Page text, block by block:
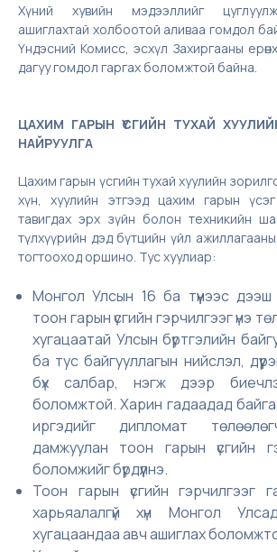
Хүний хувийн мэдээллийг
ашиглахтай холбоотой аливаа гомдол
Үндэсний Комисс, эсхүл Захиргааны
дагуу гомдол гаргах боломжтой байна.
ЦАХИМ ГАРЫН ҮСГИЙН ТУХАЙ
НАЙРУУЛГА
Цахим гарын үсгийн тухай хуулийн
хүн, хуулийн этгээд цахим гарын
тавигдах эрх зүйн болон техникийн
түлхүүрийн дэд бүтцийн үйл
тогтооход оршино. Тус хуулиар:
Монгол Улсын 16 ба түүнээс
тоон гарын үсгийн гэрчилгээг үнэ
хугацаатай Улсын бүртгэлийн
ба тус байгууллагын нийслэл,
бүх салбар, нэгж дээр
боломжтой. Харин гадаадад
иргэдийг дипломат
дамжуулан тоон гарын үсгийн
боломжийг бүрдүүлнэ.
Тоон гарын үсгийн гэрчилгээг
харьяалалгүй хүн Монгол
хугацаандаа авч ашиглах